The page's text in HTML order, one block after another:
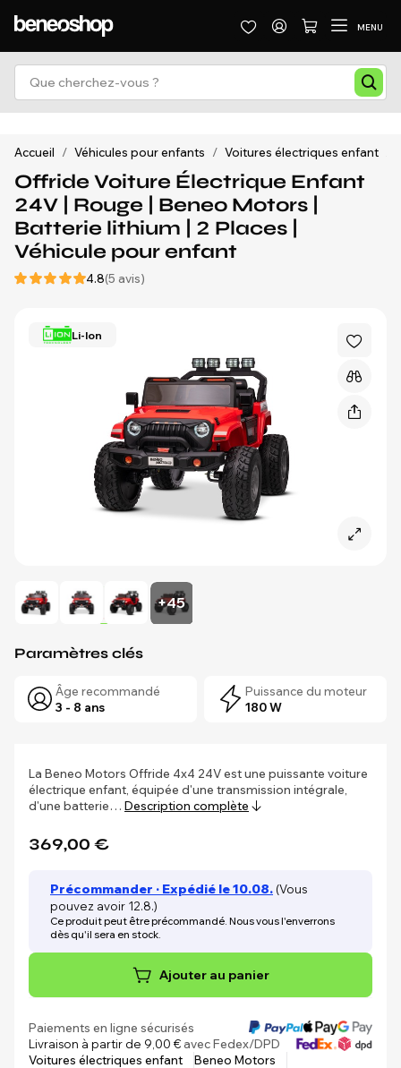
MENU
Accueil / Véhicules pour enfants / Voitures électriques enfant
Offride Voiture Électrique Enfant
24V | Rouge | Beneo Motors |
Batterie lithium | 2 Places |
Véhicule pour enfant
4.8(5 avis)
Li-Ion
+45
Paramètres clés
Âge recommandé
3 - 8 ans
Puissance du moteur
180 W
La Beneo Motors Offride 4x4 24V est une puissante voiture
électrique enfant, équipée d'une transmission intégrale,
d'une batterie… Description complète
369,00 €
Précommander · Expédié le 10.08. (Vous
pouvez avoir 12.8.)
Ce produit peut être précommandé. Nous vous l'enverrons
dès qu'il sera en stock.
Ajouter au panier
Paiements en ligne sécurisés
Livraison à partir de 9,00 €avec Fedex/DPD
Voitures électriques enfant
Beneo Motors